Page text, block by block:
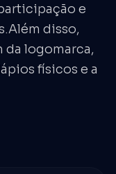
e
disso,
da logomarca,
físicos e a